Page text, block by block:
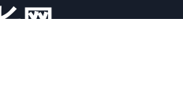
网